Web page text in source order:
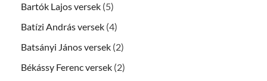
Bartók Lajos versek (5)
Batízi András versek (4)
Batsányi János versek (2)
Békássy Ferenc versek (2)